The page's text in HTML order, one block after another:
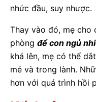
nhức đầu, suy nhược.
Thay vào đó, mẹ cho
phòng để con ngủ
khá lên, mẹ có thể
mẻ và trong lành.
hơn với quá trình hồi